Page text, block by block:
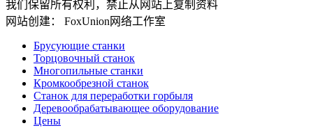
我们保留所有权利，禁止从网站上复制资料
网站创建： FoxUnion网络工作室
Брусующие станки
Торцовочный станок
Многопильные станки
Кромкообрезной станок
Станок для переработки горбыля
Деревообрабатывающее оборудование
Цены